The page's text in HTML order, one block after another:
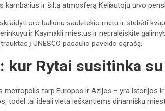
kambarius ir šiltą atmosferą Keliautojų urvo
oro balionu saulėtekio metu ir stebėti
ir Kaymakli miestus ir nepraleiskite
į UNESCO pasaulio paveldo sąrašą.
kur Rytai susitinka
metropolis tarp Europos ir Azijos – yra istorijos
todėl tai ideali vieta ieškantiems dinamiškų